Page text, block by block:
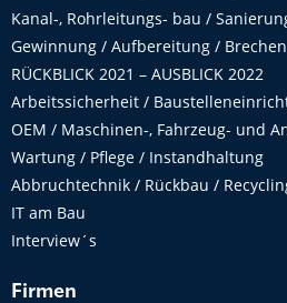
Kanal-, Rohrleitungs- bau /
Gewinnung / Aufbereitung /
RÜCKBLICK 2021 – AUSBLICK 2022
Arbeitssicherheit /
OEM / Maschinen-, Fahrzeug- und
Wartung / Pflege / Instandhaltung
Abbruchtechnik / Rückbau /
IT am Bau
Interview´s
Firmen